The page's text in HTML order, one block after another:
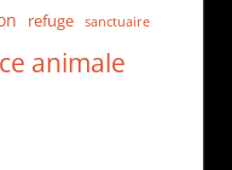
refuge sanctuaire
animale